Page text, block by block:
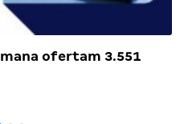
ofertam 3.551